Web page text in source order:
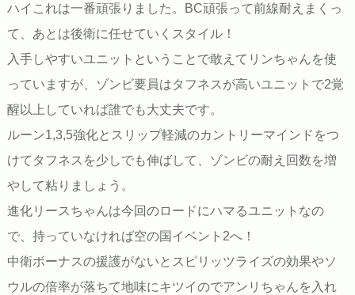
ハイこれは一番頑張りました。BC頑張って前線耐えまくっ
て、あとは後衛に任せていくスタイル！
入手しやすいユニットということで敢えてリンちゃんを使
っていますが、ゾンビ要員はタフネスが高いユニットで2覚
醒以上していれば誰でも大丈夫です。
ルーン1,3,5強化とスリップ軽減のカントリーマインドをつ
けてタフネスを少しでも伸ばして、ゾンビの耐え回数を増
やして粘りましょう。
進化リースちゃんは今回のロードにハマるユニットなの
で、持っていなければ空の国イベント2へ！
中衛ボーナスの援護がないとスピリッツライズの効果やソ
ウルの倍率が落ちて地味にキツイのでアンリちゃんを入れ